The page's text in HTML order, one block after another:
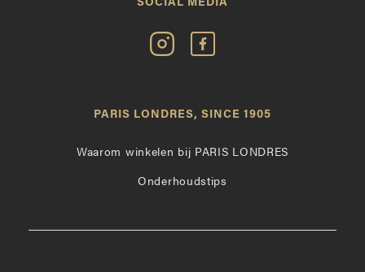
SOCIAL MEDIA
Volg
Paris
Instagram
Vind
op
PARIS LONDRES, SINCE 1905
Waarom winkelen bij PARIS LONDRES
Onderhoudstips